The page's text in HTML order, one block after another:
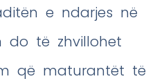
e ndarjes në
do të zhvillohet
që maturantët të